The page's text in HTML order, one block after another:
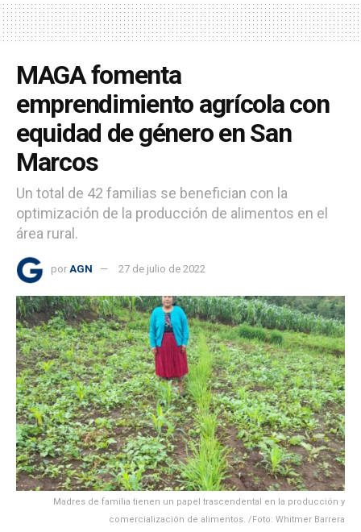
MAGA fomenta
emprendimiento agrícola con
equidad de género en San
Marcos
Un total de 42 familias se benefician con la
optimización de la producción de alimentos en el
área rural.
por AGN 27 de julio de 2022
Madres de familia tienen un papel trascendental en la producción y
comercialización de alimentos. /Foto: Whitmer Barrera